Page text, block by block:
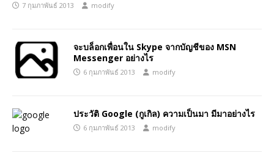
7 กุมภาพันธ์ 2013 modify
จะบล็อกเพื่อนใน Skype จากบัญชีของ MSN
Messenger อย่างไร
6 กุมภาพันธ์ 2013 modify
ประวัติ Google (กูเกิล) ความเป็นมา มีมาอย่างไร
6 กุมภาพันธ์ 2013 modify